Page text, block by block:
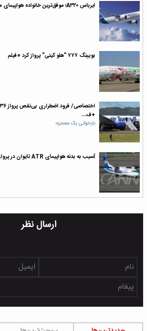
ایرباس A۳۲۰؛ موفق‌ترین خانواده هواپیمای مسافربری در جهان
بویینگ ۷۷۷ "هلو کیتی" پرواز کرد +فیلم
+ف…
بازخوانی یک معجزه؛
آسیب به بدنه هواپیمای ATR تایوان در پرواز که موجب فرود…
ارسال نظر